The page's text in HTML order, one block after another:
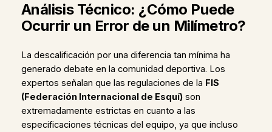
Análisis Técnico: ¿Cómo Puede
Ocurrir un Error de un Milímetro?
La descalificación por una diferencia tan mínima ha
generado debate en la comunidad deportiva. Los
expertos señalan que las regulaciones de la FIS
(Federación Internacional de Esquí)son
extremadamente estrictas en cuanto a las
especificaciones técnicas del equipo, ya que incluso